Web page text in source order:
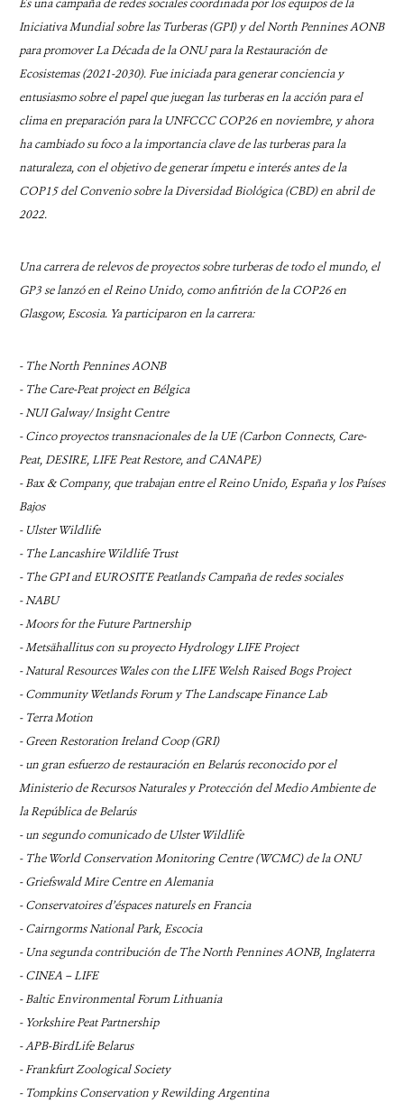
Es una campaña de redes sociales coordinada por los equipos de la
Iniciativa Mundial sobre las Turberas (GPI) y del North Pennines AONB
para promover La Década de la ONU para la Restauración de
Ecosistemas (2021-2030). Fue iniciada para generar conciencia y
entusiasmo sobre el papel que juegan las turberas en la acción para el
clima en preparación para la UNFCCC COP26 en noviembre, y ahora
ha cambiado su foco a la importancia clave de las turberas para la
naturaleza, con el objetivo de generar ímpetu e interés antes de la
COP15 del Convenio sobre la Diversidad Biológica (CBD) en abril de
2022.
Una carrera de relevos de proyectos sobre turberas de todo el mundo, el
GP3 se lanzó en el Reino Unido, como anfitrión de la COP26 en
Glasgow, Escosia. Ya participaron en la carrera:
- The North Pennines AONB
- The Care-Peat project en Bélgica
- NUI Galway/ Insight Centre
- Cinco proyectos transnacionales de la UE (Carbon Connects, Care-
Peat, DESIRE, LIFE Peat Restore, and CANAPE)
- Bax & Company, que trabajan entre el Reino Unido, España y los Países
Bajos
- Ulster Wildlife
- The Lancashire Wildlife Trust
- The GPI and EUROSITE Peatlands Campaña de redes sociales
- NABU
- Moors for the Future Partnership
- Metsähallitus con su proyecto Hydrology LIFE Project
- Natural Resources Wales con the LIFE Welsh Raised Bogs Project
- Community Wetlands Forum y The Landscape Finance Lab
- Terra Motion
- Green Restoration Ireland Coop (GRI)
- un gran esfuerzo de restauración en Belarús reconocido por el
Ministerio de Recursos Naturales y Protección del Medio Ambiente de
la República de Belarús
- un segundo comunicado de Ulster Wildlife
- The World Conservation Monitoring Centre (WCMC) de la ONU
- Griefswald Mire Centre en Alemania
- Conservatoires d’éspaces naturels en Francia
- Cairngorms National Park, Escocia
- Una segunda contribución de The North Pennines AONB, Inglaterra
- CINEA – LIFE
- Baltic Environmental Forum Lithuania
- Yorkshire Peat Partnership
- APB-BirdLife Belarus
- Frankfurt Zoological Society
- Tompkins Conservation y Rewilding Argentina